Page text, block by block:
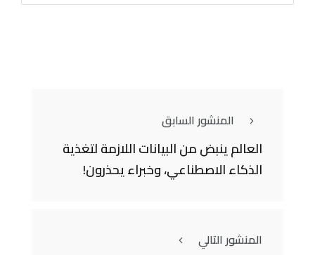
المنشور السابق
العالم ينبض من البيانات اللازمة لتغذية
الذكاء الاصطناعي، وخبراء يحذرون!
المنشور التالي